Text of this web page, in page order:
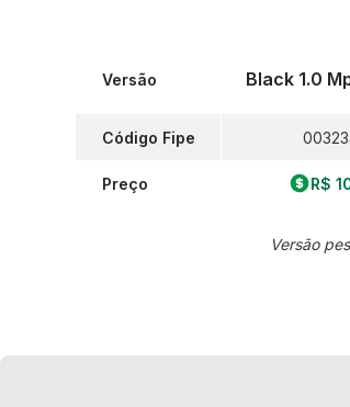
Versão
Código Fipe
Preço
Black 1.0
R$
Versão